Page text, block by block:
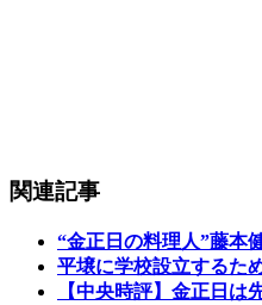
関連記事
“金正日の料理人”藤本
平壌に学校設立するた
【中央時評】金正日は